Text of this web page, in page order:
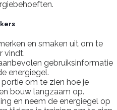
en smaken uit om te
vindt.
gebruiksinformatie
energiegel.
om te zien hoe je
bouw langzaam op.
en neem de energiegel op